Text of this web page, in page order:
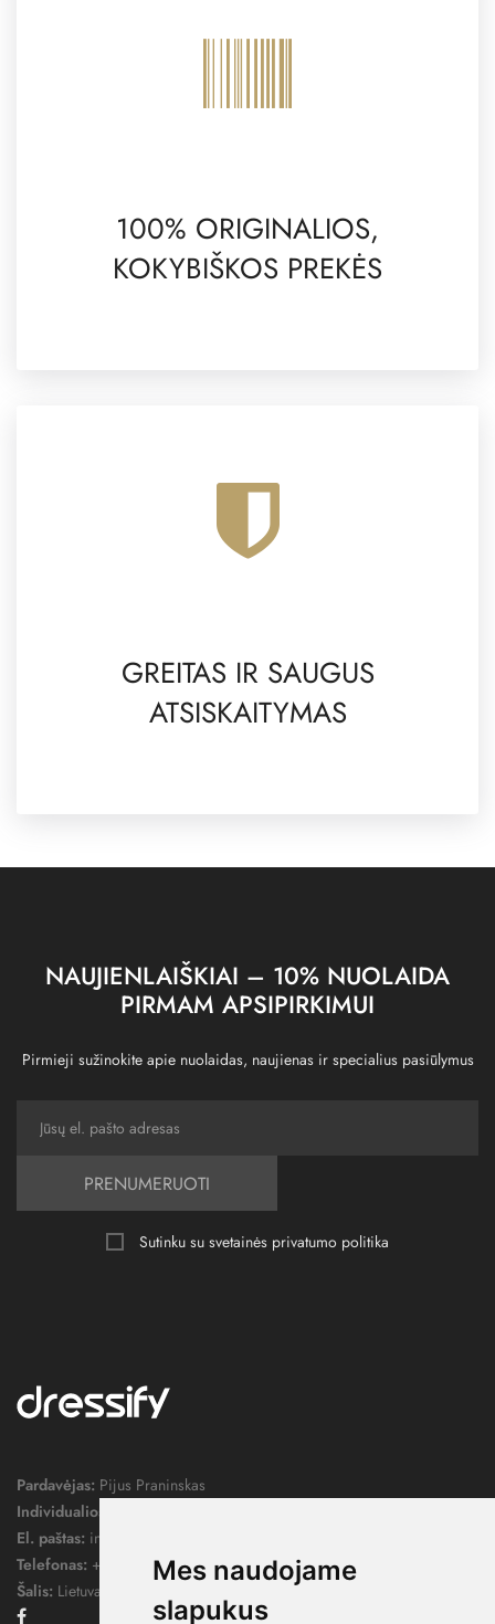
Mes naudojame
slapukus
100% ORIGINALIOS,
KOKYBIŠKOS PREKĖS
GREITAS IR SAUGUS
ATSISKAITYMAS
NAUJIENLAIŠKIAI – 10% NUOLAIDA
PIRMAM APSIPIRKIMUI
Pirmieji sužinokite apie nuolaidas, naujienas ir specialius pasiūlymus
PRENUMERUOTI
Sutinku su svetainės privatumo politika
Pardavėjas: Pijus Praninskas
Individualios veiklos pažymos nr.:
El. paštas: info@dressify.lt
Telefonas: +370 676 78578
Šalis: Lietuva